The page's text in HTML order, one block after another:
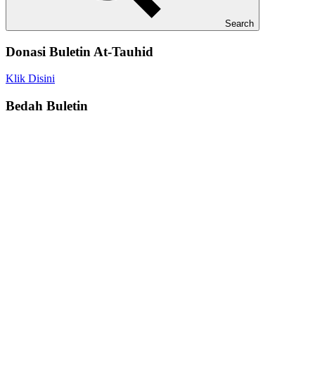
Search
Donasi Buletin At-Tauhid
Klik Disini
Bedah Buletin